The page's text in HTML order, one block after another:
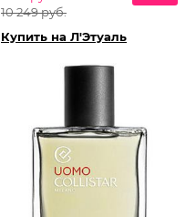
10 249 руб.
Купить на Л'Этуаль